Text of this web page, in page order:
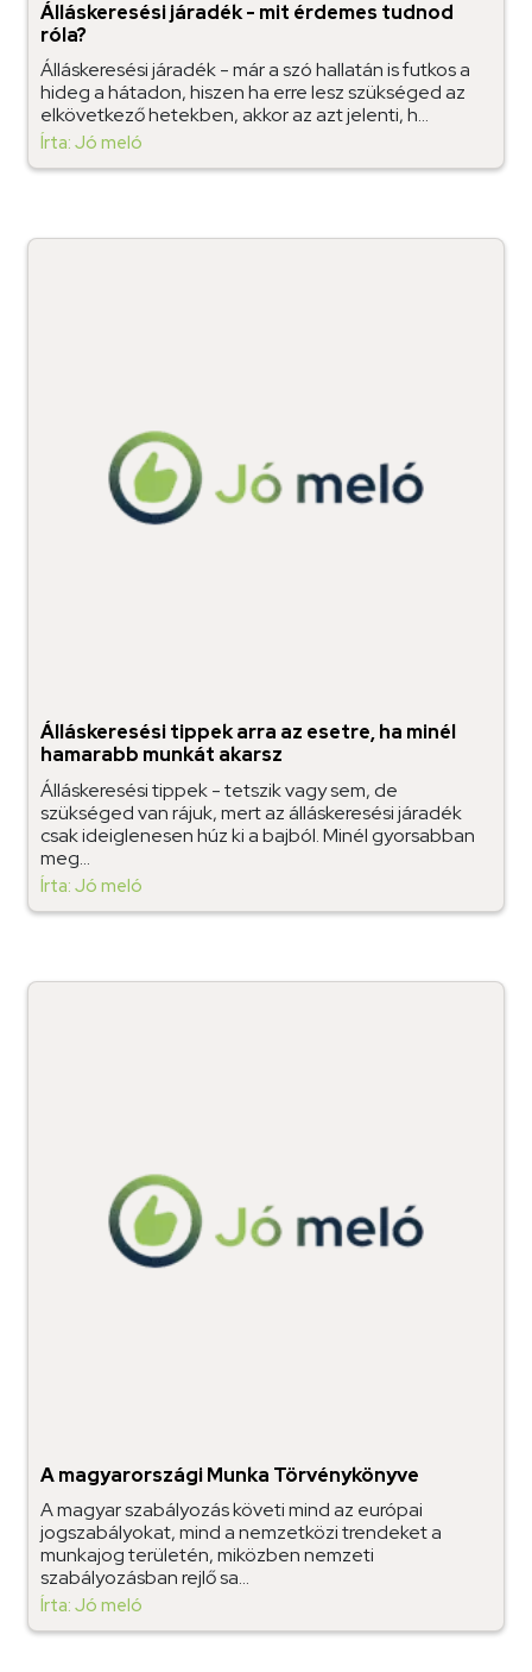
Álláskeresési járadék - mit érdemes tudnod
róla?
Álláskeresési járadék - már a szó hallatán is futkos a
hideg a hátadon, hiszen ha erre lesz szükséged az
elkövetkező hetekben, akkor az azt jelenti, h...
Írta: Jó meló
Álláskeresési tippek arra az esetre, ha minél
hamarabb munkát akarsz
Álláskeresési tippek - tetszik vagy sem, de
szükséged van rájuk, mert az álláskeresési járadék
csak ideiglenesen húz ki a bajból. Minél gyorsabban
meg...
Írta: Jó meló
A magyarországi Munka Törvénykönyve
A magyar szabályozás követi mind az európai
jogszabályokat, mind a nemzetközi trendeket a
munkajog területén, miközben nemzeti
szabályozásban rejlő sa...
Írta: Jó meló